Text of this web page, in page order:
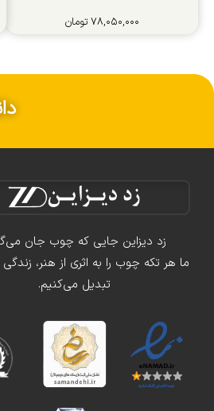
۷۸,۰۵۰,۰۰۰ تومان
زد دیزاین جایی که چوب جان
ما هر تکه چوب را به اثری از هنر،
تبدیل می‌کنیم.